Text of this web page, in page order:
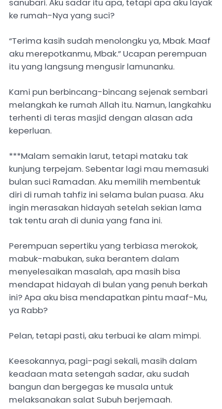
sanubari. Aku sadar itu apa, tetapi apa aku layak
ke rumah-Nya yang suci?
“Terima kasih sudah menolongku ya, Mbak. Maaf
aku merepotkanmu, Mbak.” Ucapan perempuan
itu yang langsung mengusir lamunanku.
Kami pun berbincang-bincang sejenak sembari
melangkah ke rumah Allah itu. Namun, langkahku
terhenti di teras masjid dengan alasan ada
keperluan.
***Malam semakin larut, tetapi mataku tak
kunjung terpejam. Sebentar lagi mau memasuki
bulan suci Ramadan. Aku memilih membentuk
diri di rumah tahfiz ini selama bulan puasa. Aku
ingin merasakan hidayah setelah sekian lama
tak tentu arah di dunia yang fana ini.
Perempuan sepertiku yang terbiasa merokok,
mabuk-mabukan, suka berantem dalam
menyelesaikan masalah, apa masih bisa
mendapat hidayah di bulan yang penuh berkah
ini? Apa aku bisa mendapatkan pintu maaf-Mu,
ya Rabb?
Pelan, tetapi pasti, aku terbuai ke alam mimpi.
Keesokannya, pagi-pagi sekali, masih dalam
keadaan mata setengah sadar, aku sudah
bangun dan bergegas ke musala untuk
melaksanakan salat Subuh berjemaah.